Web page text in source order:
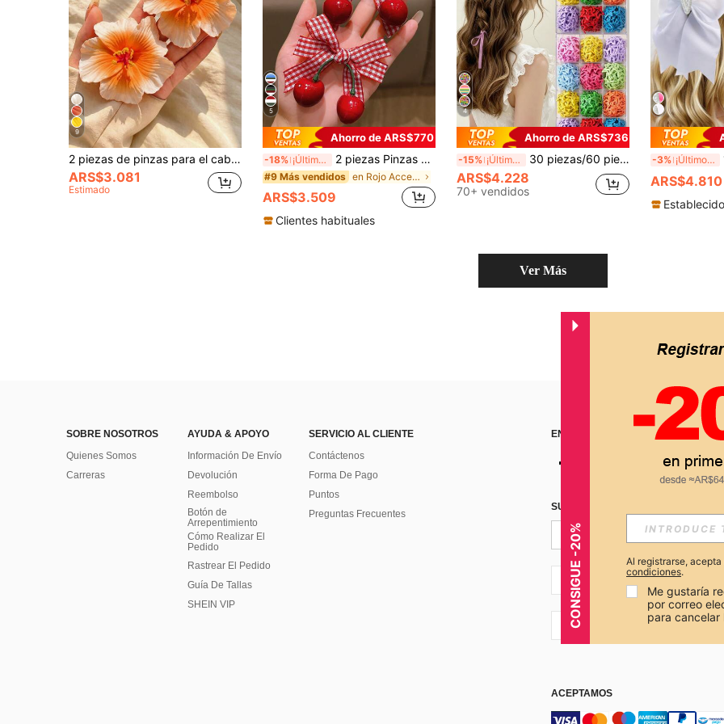
9
2 piezas de pinzas para el cabello con hibisco naranja, accesorios para fiesta de playa Luau tropical hawaiano, diadema para mujer, accesorios para el cabello estilo Y2K tropical
ARS$3.081
Estimado
5
Ahorro de ARS$770
-18% ¡Últimos 3 días 2 piezas Pinzas para el cabello con moño de cereza lindas, accesorios para el cabello de estilo dulce adecuados para uso diario, decoración asequible para el cabello
#9 Más vendidos en Rojo Accesorios para el cabello de las mujeres
ARS$3.509
Clientes habituales
4
Ahorro de ARS$736
-15% ¡Últimos 3 días 30 piezas/60 piezas Clips de pelo con estrella de cinco puntas minimalistas y lindos, clips BB de estrella de color dulce de caramelo, accesorios para el cabello de niñas, accesorios pequeños versátiles para uso diario, actuaciones y estilismo de fotos (color aleatorio)
ARS$4.228
70+ vendidos
-3% ¡Últimos 3 días
ARS$4.810
Ver Más
SOBRE NOSOTROS
Quienes Somos
Carreras
AYUDA & APOYO
Información De Envío
Devolución
Reembolso
Botón de
Arrepentimiento
Cómo Realizar El
Pedido
Rastrear El Pedido
Guía De Tallas
SHEIN VIP
SERVICIO AL CLIENTE
Contáctenos
Forma De Pago
Puntos
Preguntas Frecuentes
ENCUÉNTRANOS EN
SUSCRÍBETE PARA RECIBIR
AR + 54
AR + 54
ACEPTAMOS
CONSIGUE -20% Al registrarse, acepta
condiciones.
Me gustaría
por correo
para cancelar